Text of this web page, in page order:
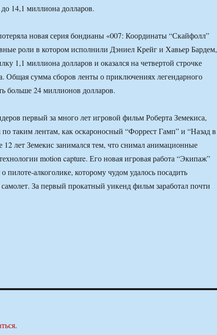
14,1 миллиона долларов.
новая серия бондианы «007: Координаты “Скайфолл”
роли в котором исполнили Дэниел Крейг и Хавьер Бардем,
1,1 миллиона долларов и оказался на четвертой строчке
Общая сумма сборов ленты о приключениях легендарного
больше 24 миллионов долларов.
первый за много лет игровой фильм Роберта Земекиса,
по таким лентам, как оскароносный “Форрест Гамп” и “Назад в
12 лет Земекис занимался тем, что снимал анимационные
motion capture. Его новая игровая работа “Экипаж”
пилоте-алкоголике, которому чудом удалось посадить
За первый прокатный уикенд фильм заработал почти
.